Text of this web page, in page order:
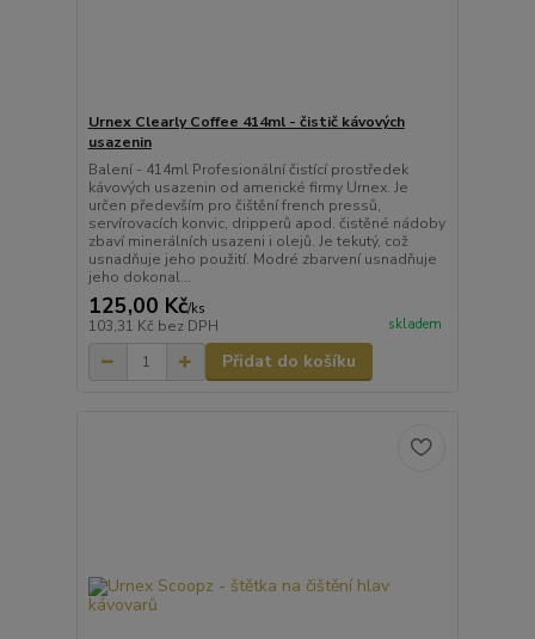
Urnex Clearly Coffee 414ml - čistič kávových
usazenin
Balení - 414ml Profesionální čistící prostředek
kávových usazenin od americké firmy Urnex. Je
určen především pro čištění french pressů,
servírovacích konvic, dripperů apod. čistěné nádoby
zbaví minerálních usazeni i olejů. Je tekutý, což
usnadňuje jeho použití. Modré zbarvení usnadňuje
jeho dokonal...
125,00 Kč/ks
103,31 Kč bez DPH skladem
Přidat do košíku